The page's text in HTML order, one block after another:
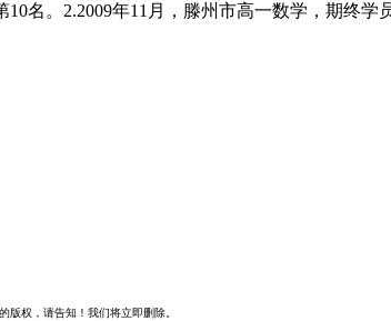
名。2.2009年11月，滕州市高一数学，期终学
权，请告知！我们将立即删除。